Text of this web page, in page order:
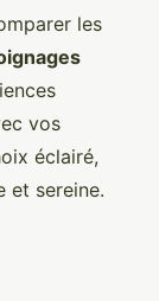
les
vos
éclairé,
et sereine.